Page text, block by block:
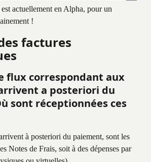
actuellement en Alpha, pour un
!
factures
flux correspondant aux
a posteriori du
sont réceptionnées ces
à posteriori du paiement, sont les
Notes de Frais, soit à des dépenses par